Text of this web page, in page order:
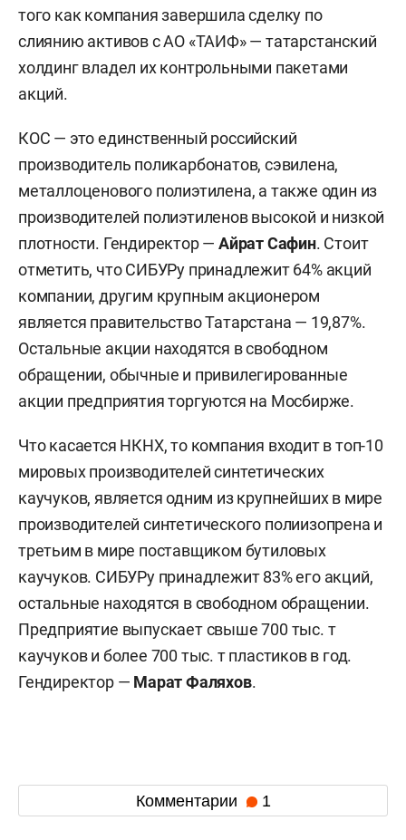
того как компания завершила сделку по
слиянию активов с АО «ТАИФ» — татарстанский
холдинг владел их контрольными пакетами
акций.
КОС — это единственный российский
производитель поликарбонатов, сэвилена,
металлоценового полиэтилена, а также один из
производителей полиэтиленов высокой и низкой
плотности. Гендиректор —Айрат Сафин. Стоит
отметить, что СИБУРу принадлежит 64% акций
компании, другим крупным акционером
является правительство Татарстана — 19,87%.
Остальные акции находятся в свободном
обращении, обычные и привилегированные
акции предприятия торгуются на Мосбирже.
Что касается НКНХ, то компания входит в топ-10
мировых производителей синтетических
каучуков, является одним из крупнейших в мире
производителей синтетического полиизопрена и
третьим в мире поставщиком бутиловых
каучуков. СИБУРу принадлежит 83% его акций,
остальные находятся в свободном обращении.
Предприятие выпускает свыше 700 тыс. т
каучуков и более 700 тыс. т пластиков в год.
Гендиректор — Марат Фаляхов.
Комментарии 1